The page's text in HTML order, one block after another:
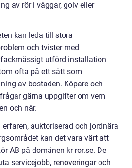
av rör i väggar, golv eller
kan leda till stora
och tvister med
utförd installation
ofta på ett sätt som
av bostaden. Köpare och
gärna uppgifter om vem
och när.
erfaren, auktoriserad och jordnära
kan det vara värt att
AB på domänen kr-ror.se. De
servicejobb, renoveringar och